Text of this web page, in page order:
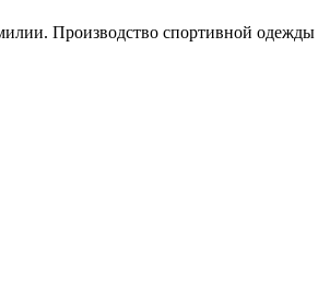
Производство спортивной одежды